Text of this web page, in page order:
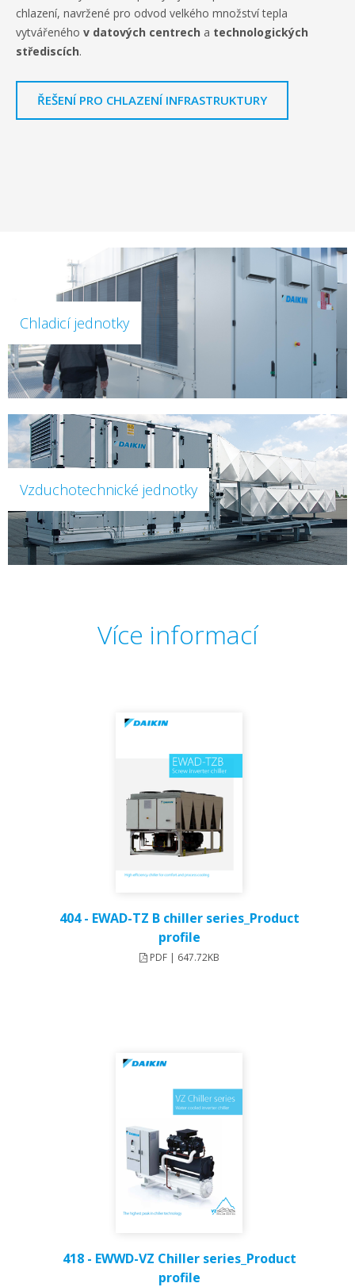
chlazení, navržené pro odvod velkého množství tepla
vytvářeného v datových centrech a technologických
střediscích.
ŘEŠENÍ PRO CHLAZENÍ INFRASTRUKTURY
Chladicí jednotky
Vzduchotechnické jednotky
Více informací
404 - EWAD-TZ B chiller series_Product
profile
PDF | 647.72KB
418 - EWWD-VZ Chiller series_Product
profile